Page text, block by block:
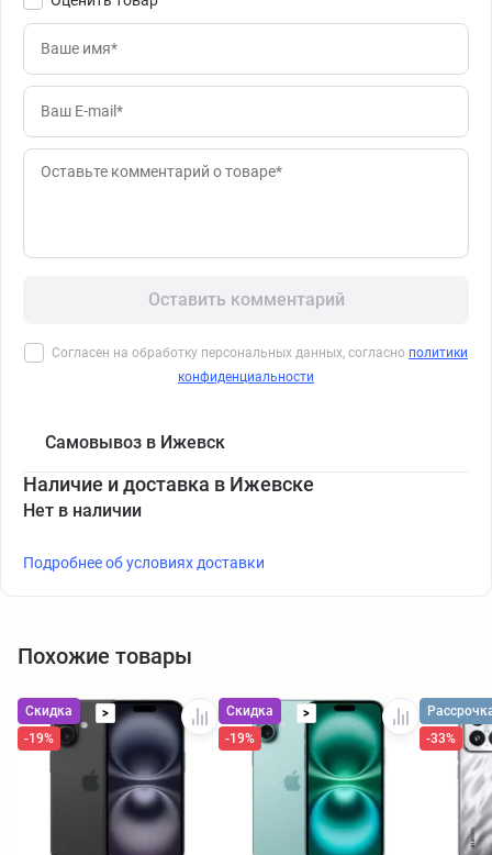
Оставить комментарий
Согласен на обработку персональных данных, согласно политики
конфиденциальности
Самовывоз в Ижевск
Наличие и доставка в Ижевске
Нет в наличии
Подробнее об условиях доставки
Похожие товары
Скидка
>
-19%
Скидка
>
-19%
-33%